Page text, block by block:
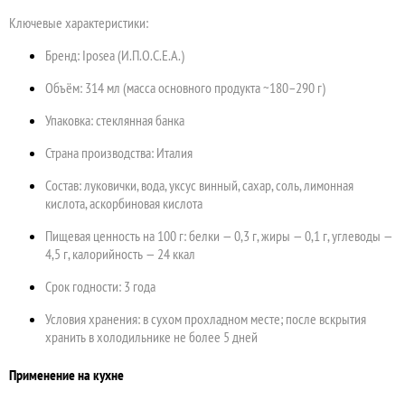
Ключевые характеристики:
Бренд: Iposea (И.П.О.С.Е.А.)
Объём: 314 мл (масса основного продукта ~180–290 г)
Упаковка: стеклянная банка
Страна производства: Италия
Состав: луковички, вода, уксус винный, сахар, соль, лимонная
кислота, аскорбиновая кислота
Пищевая ценность на 100 г: белки — 0,3 г, жиры — 0,1 г, углеводы —
4,5 г, калорийность — 24 ккал
Срок годности: 3 года
Условия хранения: в сухом прохладном месте; после вскрытия
хранить в холодильнике не более 5 дней
Применение на кухне